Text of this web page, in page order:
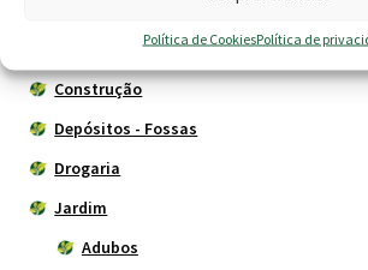
Política de CookiesPolítica de
Cercas eléctricas
Construção
Depósitos - Fossas
Drogaria
Jardim
Adubos